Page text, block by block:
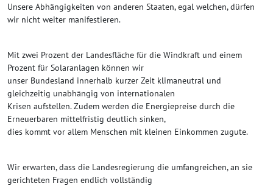
Unsere Abhängigkeiten von anderen Staaten, egal welchen, dürfen
wir nicht weiter manifestieren.
Mit zwei Prozent der Landesfläche für die Windkraft und einem
Prozent für Solaranlagen können wir
unser Bundesland innerhalb kurzer Zeit klimaneutral und
gleichzeitig unabhängig von internationalen
Krisen aufstellen. Zudem werden die Energiepreise durch die
Erneuerbaren mittelfristig deutlich sinken,
dies kommt vor allem Menschen mit kleinen Einkommen zugute.
Wir erwarten, dass die Landesregierung die umfangreichen, an sie
gerichteten Fragen endlich vollständig